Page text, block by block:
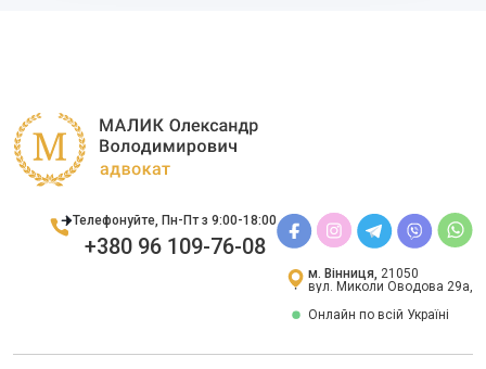
Телефонуйте, Пн-Пт з 9:00-18:00
+380 96 109-76-08
м. Вінниця, 21050
вул. Миколи Оводова 29а,
Онлайн по всій Україні